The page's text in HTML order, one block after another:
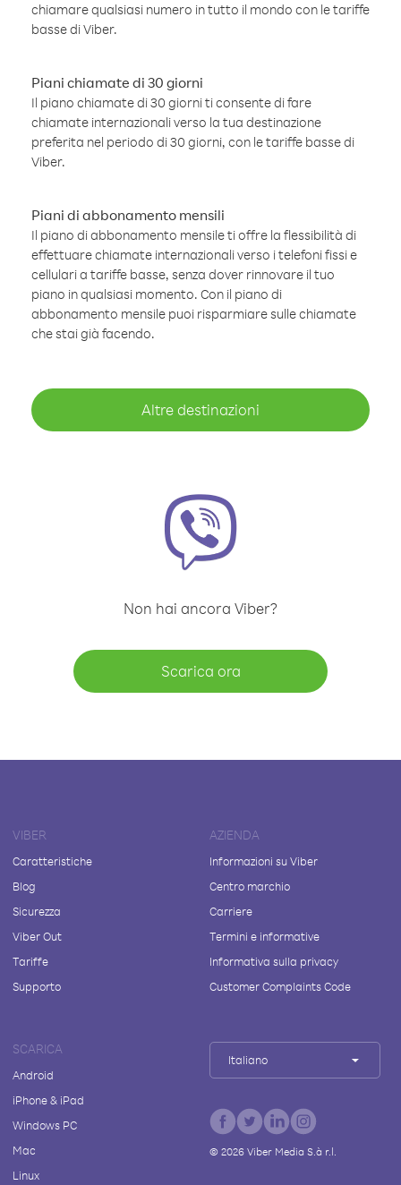
chiamare qualsiasi numero in tutto il mondo con le tariffe
basse di Viber.
Piani chiamate di 30 giorni
Il piano chiamate di 30 giorni ti consente di fare
chiamate internazionali verso la tua destinazione
preferita nel periodo di 30 giorni, con le tariffe basse di
Viber.
Piani di abbonamento mensili
Il piano di abbonamento mensile ti offre la flessibilità di
effettuare chiamate internazionali verso i telefoni fissi e
cellulari a tariffe basse, senza dover rinnovare il tuo
piano in qualsiasi momento. Con il piano di
abbonamento mensile puoi risparmiare sulle chiamate
che stai già facendo.
Altre destinazioni
Non hai ancora Viber?
Scarica ora
VIBER
Caratteristiche
Blog
Sicurezza
Viber Out
Tariffe
Supporto
AZIENDA
Informazioni su Viber
Centro marchio
Carriere
Termini e informative
Informativa sulla privacy
Customer Complaints Code
SCARICA
Android
iPhone & iPad
Windows PC
Mac
Linux
Italiano
© 2026Viber Media S.à r.l.